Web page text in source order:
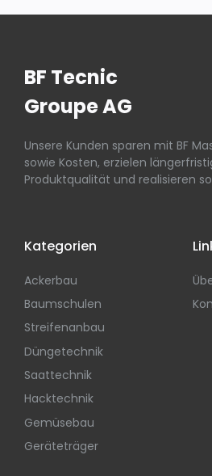
BF Tecnic
Groupe AG
Unsere Kunden sparen mit BF
sowie Kosten, erzielen
Produktqualität und realisieren
Kategorien
Ackerbau
Baumschulen
Streifenanbau
Düngetechnik
Saattechnik
Hacktechnik
Gemüsebau
Geräteträger